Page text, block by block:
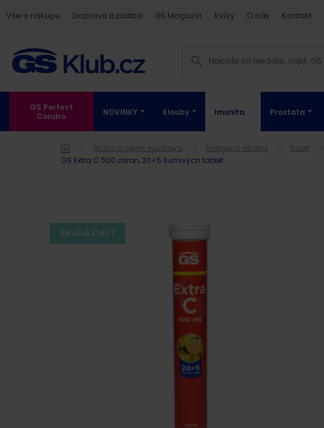
Vše o nákupu Doprava a platba GS Magazín Kvízy O nás Kontakt
GS Perfect
Condro
NOVINKY Klouby Imunita Prostata
Srdce a cévní soustava Energie a vitalita Sport
GS Extra C 500 citron, 20+5 šumivých tablet
SKVĚLÁ CHUŤ